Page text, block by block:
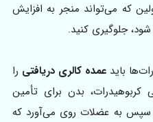
که می‌تواند منجر به افزایش
جلوگیری کنید.
بایدعمده کالری دریافتی را
بدن برای تأمین
سپس به عضلات روی می‌آورد که